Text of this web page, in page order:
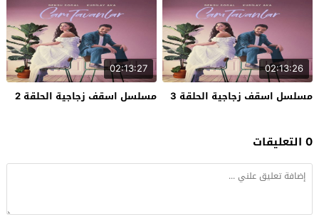
02:13:26
مسلسل اسقف زجاجية الحلقة 3
02:13:27
مسلسل اسقف زجاجية الحلقة 2
0 التعليقات